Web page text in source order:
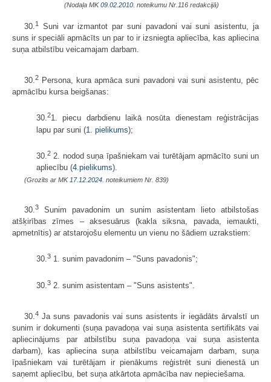
(Nodaļa MK09.02.2010. noteikumu Nr.116 redakcijā)
30.1
Suni var izmantot par suni pavadoni vai suni asistentu, ja
suns ir speciāli apmācīts un par to ir izsniegta apliecība, kas apliecina
suņa atbilstību veicamajam darbam.
30.2 Persona, kura apmāca suni pavadoni vai suni asistentu, pēc
apmācību kursa beigšanas:
30.21. piecu darbdienu laikā nosūta dienestam reģistrācijas
lapu par suni (1. pielikums);
30.2 2. nodod suņa īpašniekam vai turētājam apmācīto suni un
apliecību (4.pielikums).
(Grozīts ar MK 17.12.2024. noteikumiem Nr. 839)
30.3
Sunim pavadonim un sunim asistentam lieto atbilstošas
atšķirības zīmes – aksesuārus (kakla siksna, pavada, iemaukti,
apmetnītis) ar atstarojošu elementu un vienu no šādiem uzrakstiem:
30.3 1. sunim pavadonim – "Suns pavadonis";
30.3 2. sunim asistentam – "Suns asistents".
30.4 Ja suns pavadonis vai suns asistents ir iegādāts ārvalstī un
sunim ir dokumenti (suņa pavadoņa vai suņa asistenta sertifikāts vai
apliecinājums par atbilstību suņa pavadoņa vai suņa asistenta
darbam), kas apliecina suņa atbilstību veicamajam darbam, suņa
īpašniekam vai turētājam ir pienākums reģistrēt suni dienestā un
saņemt apliecību, bet suņa atkārtota apmācība nav nepieciešama.